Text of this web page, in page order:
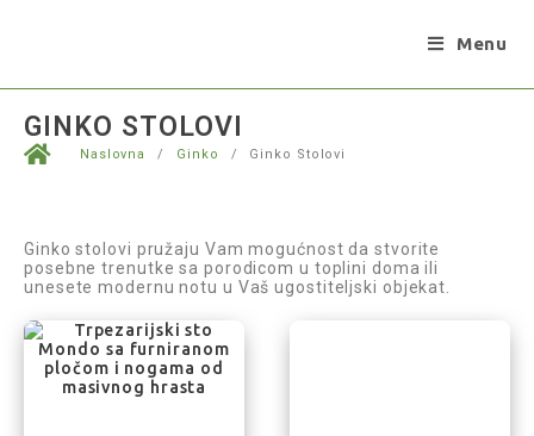
Menu
GINKO STOLOVI
Naslovna / Ginko / Ginko Stolovi
Ginko stolovi pružaju Vam mogućnost da stvorite
posebne trenutke sa porodicom u toplini doma ili
unesete modernu notu u Vaš ugostiteljski objekat.